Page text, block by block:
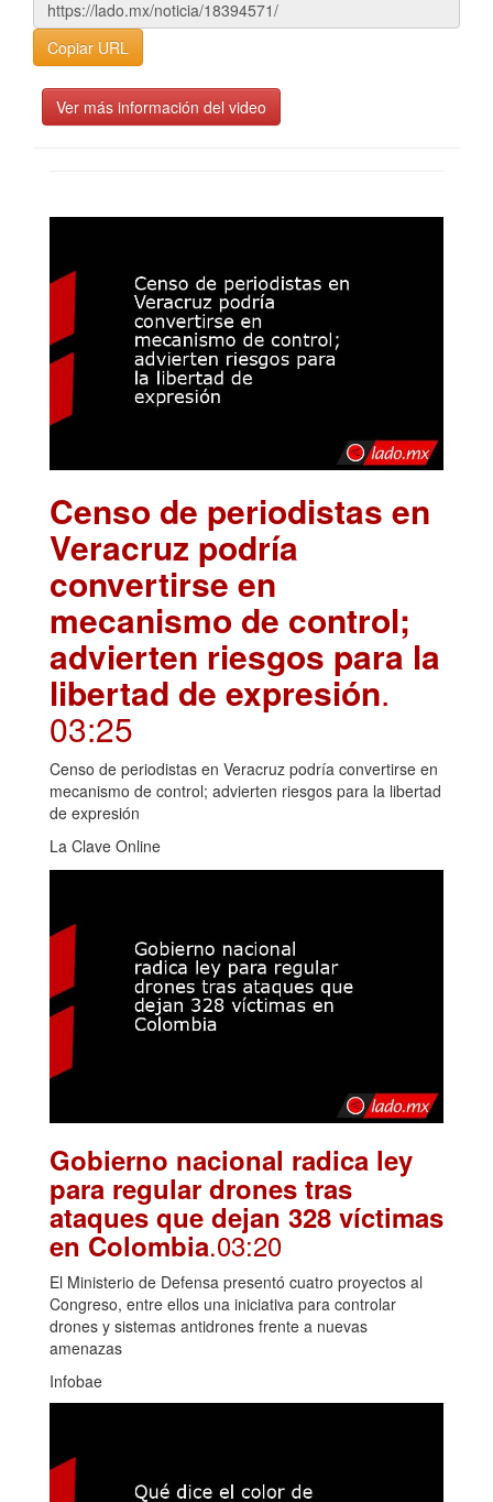
Copiar URL
Ver más información del video
Censo de periodistas en
Veracruz podría
convertirse en
mecanismo de control;
advierten riesgos para la
libertad de expresión.
03:25
Censo de periodistas en Veracruz podría convertirse en
mecanismo de control; advierten riesgos para la libertad
de expresión
La Clave Online
Gobierno nacional radica ley
para regular drones tras
ataques que dejan 328 víctimas
en Colombia.03:20
El Ministerio de Defensa presentó cuatro proyectos al
Congreso, entre ellos una iniciativa para controlar
drones y sistemas antidrones frente a nuevas
amenazas
Infobae